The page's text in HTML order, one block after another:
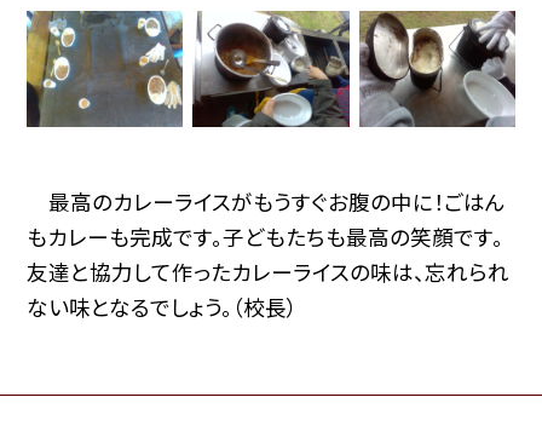
最高のカレーライスがもうすぐお腹の中に！ごはん
もカレーも完成です。子どもたちも最高の笑顔です。
友達と協力して作ったカレーライスの味は、忘れられ
ない味となるでしょう。（校長）